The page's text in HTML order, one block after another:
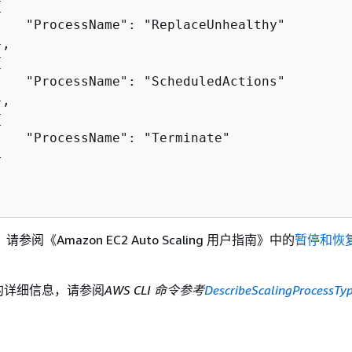
"ProcessName": "ReplaceUnhealthy"
"ProcessName": "ScheduledActions"
"ProcessName": "Terminate"
参阅《Amazon EC2 Auto Scaling 用户指南》 中的暂停和恢
详细信息，请参阅AWS CLI 命令参考